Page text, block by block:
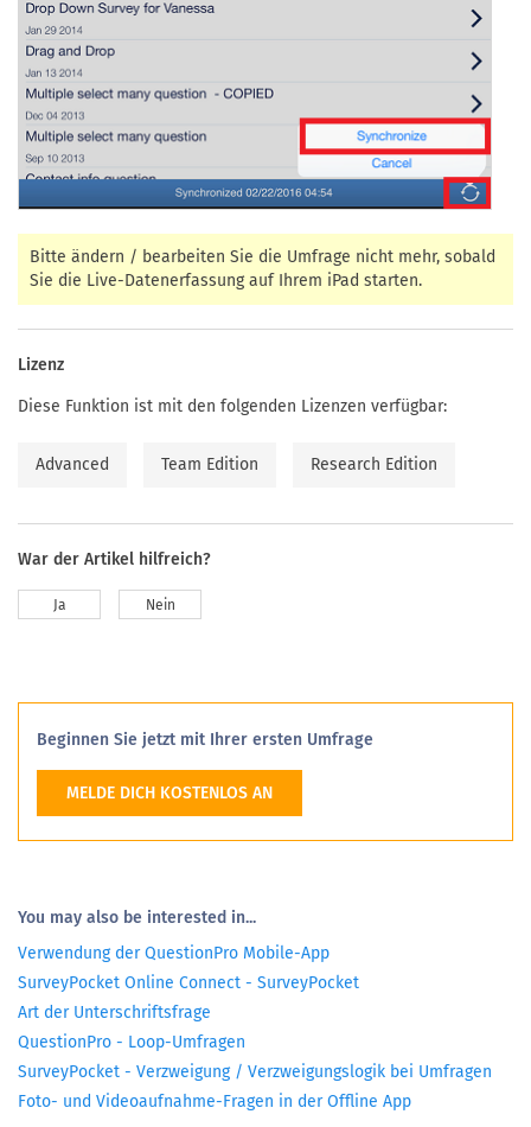
Bitte ändern / bearbeiten Sie die Umfrage nicht mehr, sobald
Sie die Live-Datenerfassung auf Ihrem iPad starten.
Lizenz
Diese Funktion ist mit den folgenden Lizenzen verfügbar:
Advanced Team Edition Research Edition
War der Artikel hilfreich?
Ja Nein
Beginnen Sie jetzt mit Ihrer ersten Umfrage
MELDE DICH KOSTENLOS AN
You may also be interested in...
Verwendung der QuestionPro Mobile-App
SurveyPocket Online Connect - SurveyPocket
Art der Unterschriftsfrage
QuestionPro - Loop-Umfragen
SurveyPocket - Verzweigung / Verzweigungslogik bei Umfragen
Foto- und Videoaufnahme-Fragen in der Offline App